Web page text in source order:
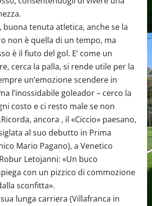
buona tenuta atletica, anche se la
non è quella di un tempo, ma
è il fiuto del gol. E’ come un
cerca la palla, si rende utile per la
un’emozione scendere in
l’inossidabile goleador – cerco la
costo e ci resto male se non
ancora , il «Ciccio» paesano,
al suo debutto in Prima
Mario Pagano), a Venetico
Letojanni: «Un buco
con un pizzico di commozione
sconfitta».
lunga carriera (Villafranca in